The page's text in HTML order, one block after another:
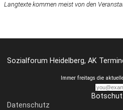
Langtexte kommen meist von den
Sozialforum Heidelberg, AK
Datenschutz
Immer freitags die